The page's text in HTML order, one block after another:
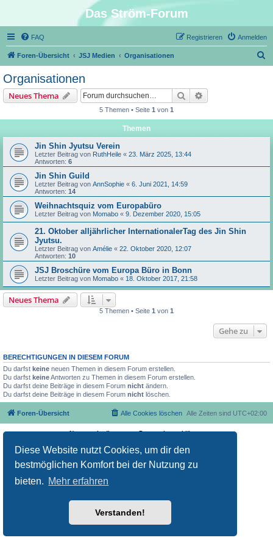
Diese Website nutzt Cookies, um dir den
bestmöglichen Komfort bei der Nutzung zu
bieten. Mehr erfahren
Verstanden!
Das Ström-Forum
FAQ Anmelden
Registrieren
Foren-Übersicht JSJ Medien Organisationen
Organisationen
Neues Thema Suche
5 Themen • Seite 1 von 1
Themen
Jin Shin Jyutsu Verein
Letzter Beitrag von RuthHeile « 23. März 2025, 13:44
Antworten: 6
Jin Shin Guild
Letzter Beitrag von AnnSophie « 6. Juni 2021, 14:59
Antworten: 14
Weihnachtsquiz vom Europabüro
Letzter Beitrag von Momabo « 9. Dezember 2020, 15:05
21. Oktober alljährlicher InternationalerTag des Jin Shin
Jyutsu.
Letzter Beitrag von Amélie « 22. Oktober 2020, 12:07
Antworten: 10
JSJ Broschüre vom Europa Büro in Bonn
Letzter Beitrag von Momabo « 18. Oktober 2017, 21:58
Neues Thema
5 Themen • Seite 1 von 1
Gehe zu
BERECHTIGUNGEN IN DIESEM FORUM
Du darfst keine neuen Themen in diesem Forum erstellen.
Du darfst keineAntworten zu Themen in diesem Forum erstellen.
Du darfst deine Beiträge in diesem Forum nicht ändern.
Du darfst deine Beiträge in diesem Forum nicht löschen.
Foren-Übersicht Alle Zeiten sind UTC+02:00
Alle Cookies löschen
Nutzungsbedingungen Datenschutzerklärung
Deutsche Übersetzung durchphpBB.de